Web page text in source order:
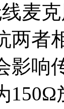
麦
两者
影响
150Ω